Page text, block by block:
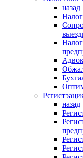
назад
назад